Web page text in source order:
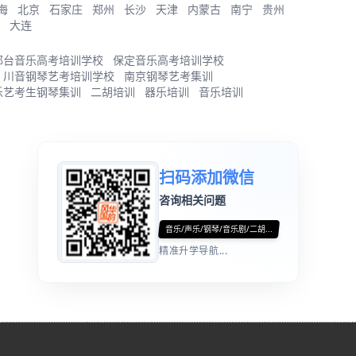
北京 石家庄 郑州 长沙 天津 内蒙古 南宁
贵州
大连
台音乐高考培训学校
保定音乐高考培训学校
川音钢琴艺考培训学校
南京钢琴艺考集训
艺考生钢琴集训
二胡培训 器乐培训 音乐培训
扫码添加微信
咨询相关问题
音乐/声乐/钢琴/音乐剧/二胡...
精准升学导航...